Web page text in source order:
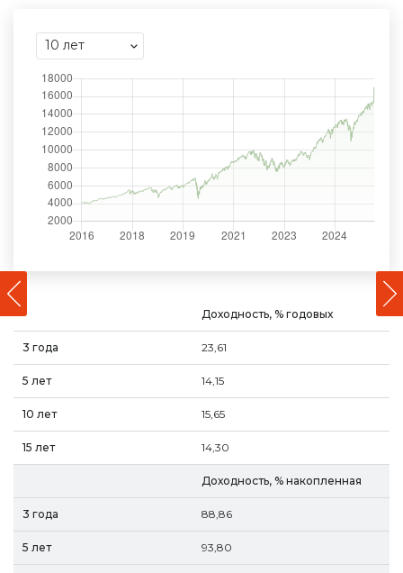
10 лет
Доходность, % годовых
23,61
14,15
15,65
14,30
Доходность, % накопленная
88,86
93,80